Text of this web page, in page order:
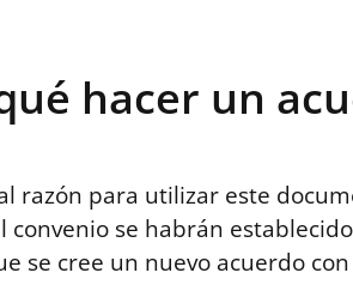
hacer un
razón para utilizar este
convenio se habrán
se cree un nuevo acuerdo